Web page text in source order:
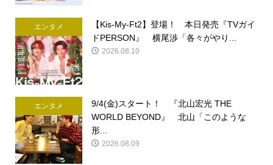
エンタメ
【Kis-My-Ft2】登場！ 本日発売『TVガイ
ドPERSON』 横尾渉「各々がやり...
2026.08.10
エンタメ
9/4(金)スタート！ 『北山宏光 THE
WORLD BEYOND』 北山「このような
形...
2026.08.09